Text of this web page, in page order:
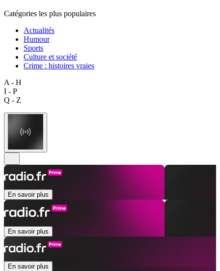
Catégories les plus populaires
Actualités
Humour
Sports
Culture et société
Crime : histoires vraies
A - H
I - P
Q - Z
En savoir plus
En savoir plus
En savoir plus